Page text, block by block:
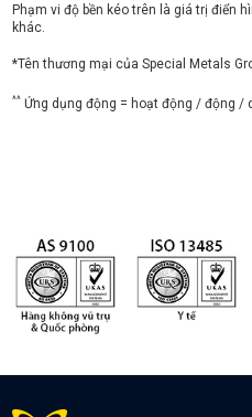
Phạm vi độ bền kéo trên là giá trị điển
khác.
*Tên thương mại của Special Metals
^^ Ứng dụng động = hoạt động / động /